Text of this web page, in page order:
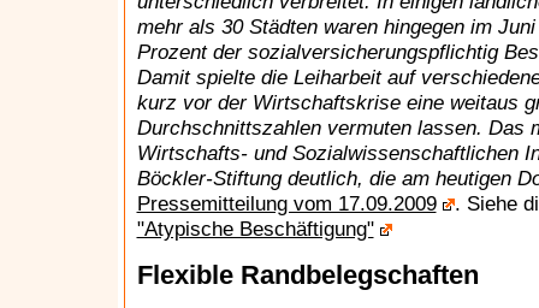
mehr als 30 Städten waren hingegen im
Prozent der sozialversicherungspflichtig
Damit spielte die Leiharbeit auf
kurz vor der Wirtschaftskrise eine weitaus
Durchschnittszahlen vermuten lassen. Das
Wirtschafts- und Sozialwissenschaftlichen
Böckler-Stiftung deutlich, die am heutigen
Pressemitteilung vom 17.09.2009
. Siehe
"Atypische Beschäftigung"
Flexible Randbelegschaften